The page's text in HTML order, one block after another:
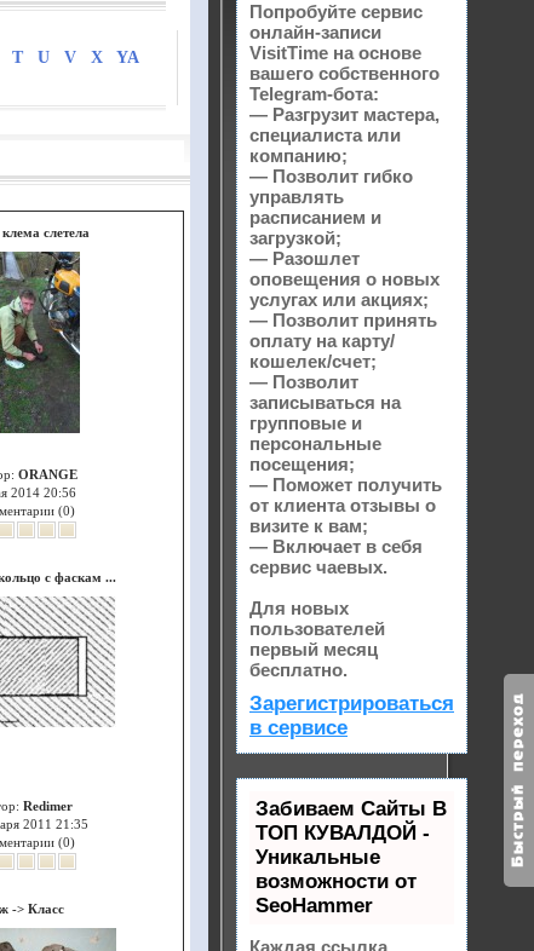
T U V X
YA
клема слетела
ORANGE
2014 20:56
(0)
с фаскам ...
Redimer
2011 21:35
(0)
-> Класс
Попробуйте сервис
онлайн-записи
VisitTime на основе
вашего собственного
Telegram-бота:
— Разгрузит мастера,
специалиста или
компанию;
— Позволит гибко
управлять
расписанием и
загрузкой;
— Разошлет
оповещения о новых
услугах или акциях;
— Позволит принять
оплату на карту/
кошелек/счет;
— Позволит
записываться на
групповые и
персональные
посещения;
— Поможет получить
от клиента отзывы о
визите к вам;
— Включает в себя
сервис чаевых.
Для новых
пользователей
первый месяц
бесплатно.
Зарегистрироваться
в сервисе
Забиваем Сайты В
ТОП КУВАЛДОЙ -
Уникальные
возможности от
SeoHammer